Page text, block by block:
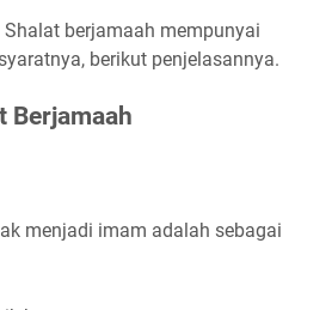
berjamaah mempunyai
berikut penjelasannya.
Berjamaah
menjadi imam adalah sebagai